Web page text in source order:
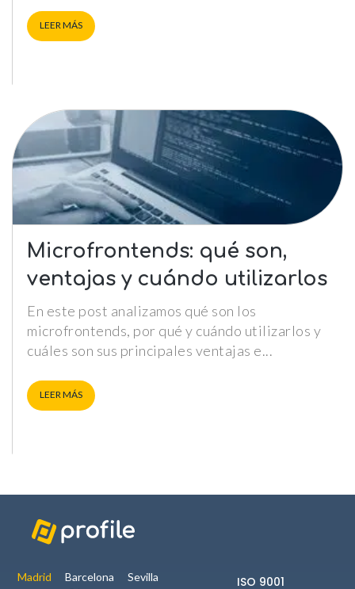
LEER MÁS
Microfrontends: qué son,
ventajas y cuándo utilizarlos
En este post analizamos qué son los
microfrontends, por qué y cuándo utilizarlos y
cuáles son sus principales ventajas e
LEER MÁS
Madrid Barcelona
Sevilla
ISO 9001